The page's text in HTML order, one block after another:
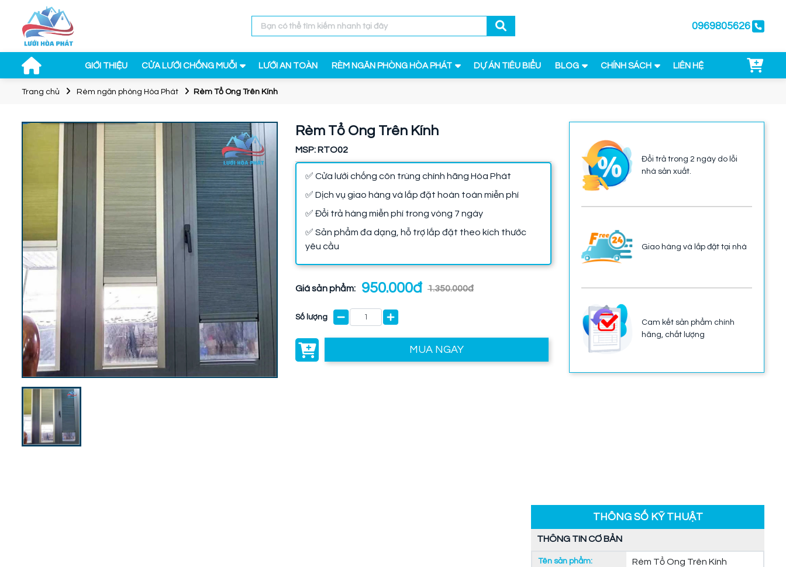
0969805626
GIỚI THIỆU CỬA LƯỚI CHỐNG MUỖI LƯỚI AN TOÀN RÈM NGĂN PHÒNG HÒA PHÁT DỰ ÁN TIÊU BIỂU BLOG CHÍNH SÁCH LIÊN HỆ
Trang chủ Rèm ngăn phòng Hòa Phát Rèm Tổ Ong Trên Kính
Rèm Tổ Ong Trên Kính
MSP: RTO02
✅ Cửa lưới chống côn trùng chính hãng Hòa Phát
✅ Dịch vụ giao hàng và lắp đặt hoàn toàn miễn phí
✅ Đổi trả hàng miễn phí trong vòng 7 ngày
✅ Sản phẩm đa dạng, hỗ trợ lắp đặt theo kích thước
yêu cầu
Giá sản phẩm: 950.000đ 1.350.000đ
Số lượng
MUA NGAY
Đổi trả trong 2 ngày do lỗi
nhà sản xuất.
Giao hàng và lắp đặt tại nhà
Cam kết sản phẩm chính
hãng, chất lượng
THÔNG SỐ KỸ THUẬT
THÔNG TIN CƠ BẢN
Tên sản phẩm: Rèm Tổ Ong Trên Kính